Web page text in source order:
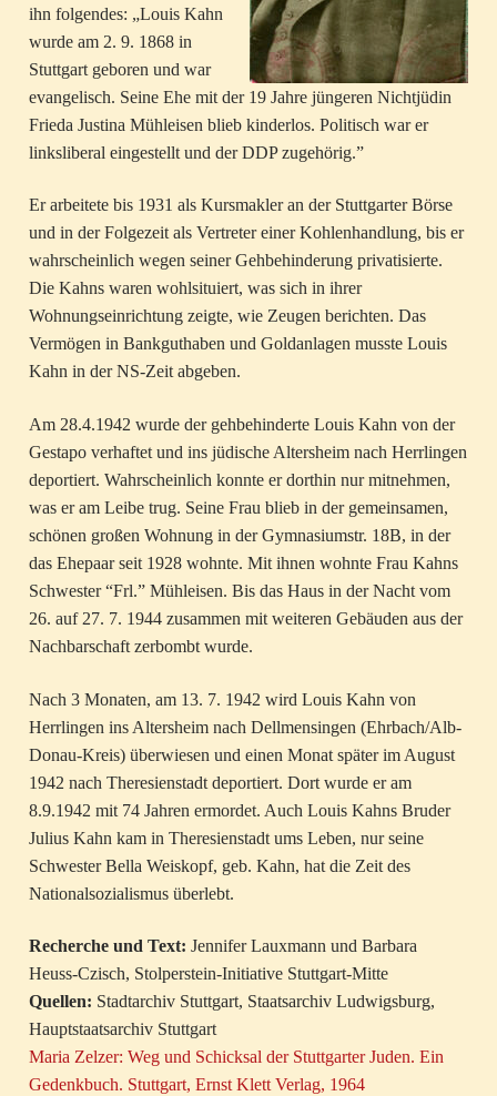
ihn folgendes: „Louis Kahn
wurde am 2. 9. 1868 in
Stuttgart geboren und war
evangelisch. Seine Ehe mit der 19 Jahre jüngeren Nichtjüdin
Frieda Justina Mühleisen blieb kinderlos. Politisch war er
linksliberal eingestellt und der DDP zugehörig.”
Er arbeitete bis 1931 als Kursmakler an der Stuttgarter Börse
und in der Folgezeit als Vertreter einer Kohlenhandlung, bis er
wahrscheinlich wegen seiner Gehbehinderung privatisierte.
Die Kahns waren wohlsituiert, was sich in ihrer
Wohnungseinrichtung zeigte, wie Zeugen berichten. Das
Vermögen in Bankguthaben und Goldanlagen musste Louis
Kahn in der NS-Zeit abgeben.
Am 28.4.1942 wurde der gehbehinderte Louis Kahn von der
Gestapo verhaftet und ins jüdische Altersheim nach Herrlingen
deportiert. Wahrscheinlich konnte er dorthin nur mitnehmen,
was er am Leibe trug. Seine Frau blieb in der gemeinsamen,
schönen großen Wohnung in der Gymnasiumstr. 18B, in der
das Ehepaar seit 1928 wohnte. Mit ihnen wohnte Frau Kahns
Schwester “Frl.” Mühleisen. Bis das Haus in der Nacht vom
26. auf 27. 7. 1944 zusammen mit weiteren Gebäuden aus der
Nachbarschaft zerbombt wurde.
Nach 3 Monaten, am 13. 7. 1942 wird Louis Kahn von
Herrlingen ins Altersheim nach Dellmensingen (Ehrbach/Alb-
Donau-Kreis) überwiesen und einen Monat später im August
1942 nach Theresienstadt deportiert. Dort wurde er am
8.9.1942 mit 74 Jahren ermordet. Auch Louis Kahns Bruder
Julius Kahn kam in Theresienstadt ums Leben, nur seine
Schwester Bella Weiskopf, geb. Kahn, hat die Zeit des
Nationalsozialismus überlebt.
Recherche und Text: Jennifer Lauxmann und Barbara
Heuss-Czisch, Stolperstein-Initiative Stuttgart-Mitte
Quellen: Stadtarchiv Stuttgart, Staatsarchiv Ludwigsburg,
Hauptstaatsarchiv Stuttgart
Maria Zelzer: Weg und Schicksal der Stuttgarter Juden. Ein
Gedenkbuch. Stuttgart, Ernst Klett Verlag, 1964